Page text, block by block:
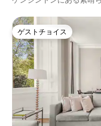
ゲストチョイス
ゲストチョイス